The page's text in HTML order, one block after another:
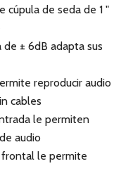
cúpula de seda de 1 "
± 6dB adapta sus
reproducir audio
cables
le permiten
audio
frontal le permite